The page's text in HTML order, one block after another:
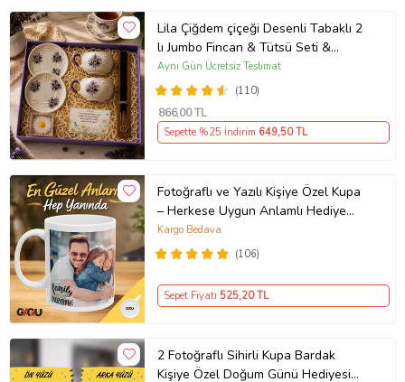
Lila Çiğdem çiçeği Desenli Tabaklı 2
lı Jumbo Fincan & Tütsü Seti &
Papatya Mum &
(110)
Aynı Gün Ücretsiz Teslimat
866,00 TL
Sepette %25 İndirim 649,50 TL
Fotoğraflı ve Yazılı Kişiye Özel Kupa
– Herkese Uygun Anlamlı Hediye
Porselen Baskılı Kupa (Beyaz)
(106)
Kargo Bedava
Sepet Fiyatı 525,20 TL
2 Fotoğraflı Sihirli Kupa Bardak
Kişiye Özel Doğum Günü Hediyesi